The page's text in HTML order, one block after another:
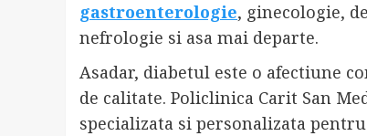
gastroenterologie, ginecologie,
nefrologie si asa mai departe.
Asadar, diabetul este o afectiune
de calitate. Policlinica Carit San
specializata si personalizata